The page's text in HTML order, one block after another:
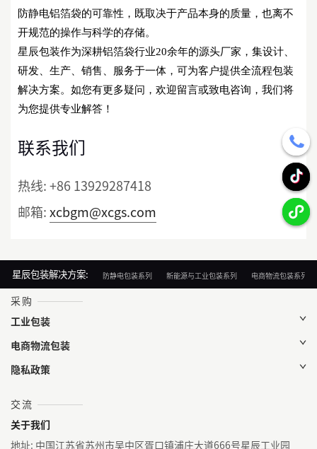
防静电铝箔袋的可靠性，既取决于产品本身的质量，也离不
开规范的操作与科学的存储。
星辰包装作为深耕铝箔袋行业20余年的源头厂家，集设计、
研发、生产、销售、服务于一体，可为客户提供全流程包装
解决方案。如您有更多疑问，欢迎留言或致电咨询，我们将
为您提供专业解答！
联系我们
热线:+86 13929287418
邮箱:xcbgm@xcgs.com
星辰包装解决方案: 防静电包装系列 新能源与工业包装系列 电商物流包装系列
采购
工业包装
电商物流包装
隐私政策
交流
关于我们
地址: 中国江苏省苏州市吴中区胥口镇浦庄大道666号星辰工业园